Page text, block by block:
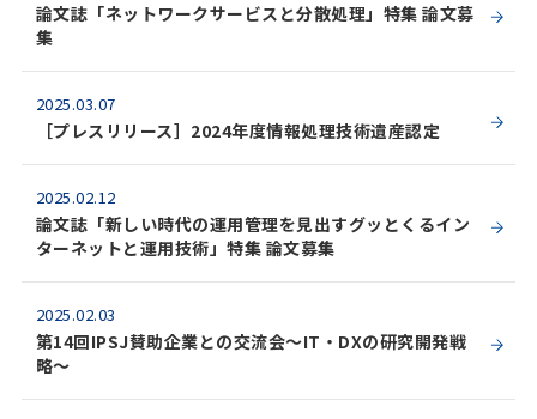
論文誌「ネットワークサービスと分散処理」特集 論文募
集
2025.03.07
［プレスリリース］2024年度情報処理技術遺産認定
2025.02.12
論文誌「新しい時代の運用管理を見出すグッとくるイン
ターネットと運用技術」特集 論文募集
2025.02.03
第14回IPSJ賛助企業との交流会～IT・DXの研究開発戦
略～